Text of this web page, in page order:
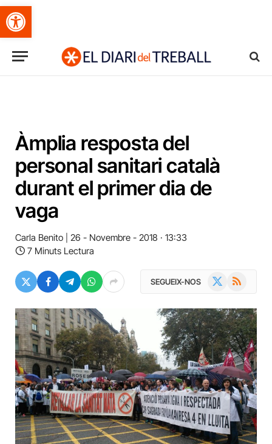
Obre la barra d'eines
Àmplia resposta del
personal sanitari català
durant el primer dia de
vaga
Carla Benito
26 - Novembre - 2018 · 13:33
7 Minuts Lectura
SEGUEIX-NOS RSS